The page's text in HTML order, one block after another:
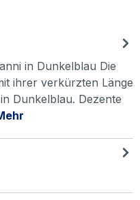
in Dunkelblau Die
ihrer verkürzten Länge
Dunkelblau. Dezente